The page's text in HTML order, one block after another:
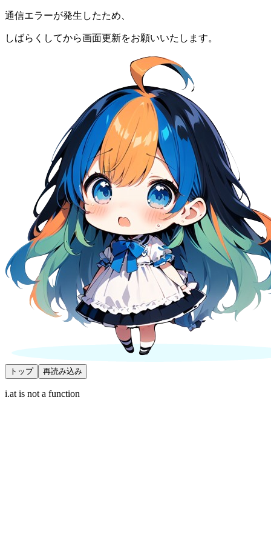
通信エラーが発生したため、
しばらくしてから画面更新をお願いいたします。
トップ 再読み込み
i.at is not a function